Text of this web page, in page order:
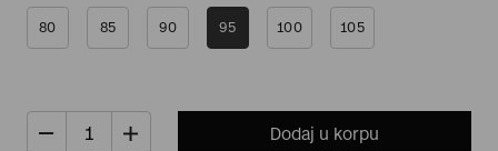
80 85 90 95 100 105
Dodaj u korpu